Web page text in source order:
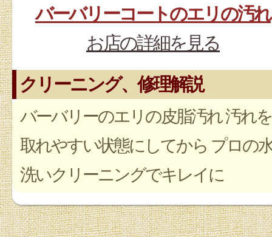
バーバリーコートのエリの汚れ
お店の詳細を見る
クリーニング、修理解説
バーバリーのエリの皮脂汚れ 汚れを
取れやすい状態にしてから プロの
洗いクリーニングでキレイに